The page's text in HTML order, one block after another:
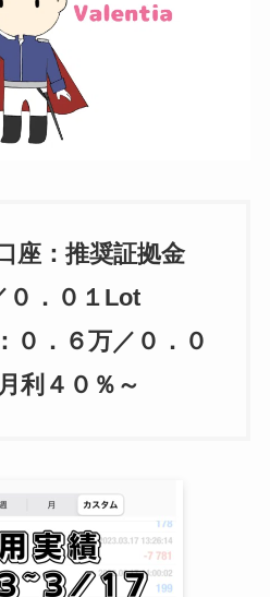
座：推奨証拠金
０．０１Lot
０．６万／０．０
利４０％～